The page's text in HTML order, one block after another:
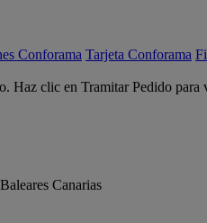
Conforama Tarjeta Conforama
Haz clic en Tramitar Pedido para
Baleares Canarias